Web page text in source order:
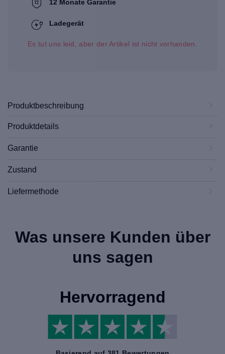
12 Monate Garantie
Ladegerät
Es tut uns leid, aber der Artikel ist nicht vorhanden.
Produktbeschreibung
Produktdetails
Garantie
Zustand
Liefermethode
Was unsere Kunden über
uns sagen
Hervorragend